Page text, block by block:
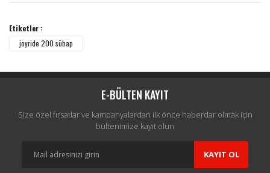
Etiketler :
joyride 200 sübap
E-BÜLTEN KAYIT
Size özel fırsatlar ve kampanyalardan ilk önce haberdar olmak için
bültenimize kayıt olun
KAYIT OL